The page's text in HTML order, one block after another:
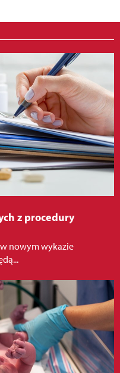
z procedury
nowym wykazie